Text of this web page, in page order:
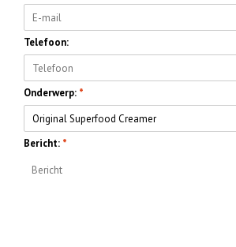
Telefoon:
Onderwerp: *
Bericht: *